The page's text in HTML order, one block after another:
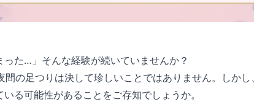
った…」そんな経験が続いていませんか？
間の足つりは決して珍しいことではありません。しか
る可能性があることをご存知でしょうか。